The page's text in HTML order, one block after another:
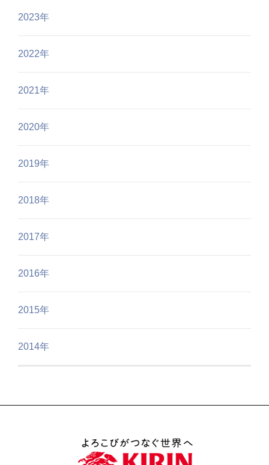
2023年
2022年
2021年
2020年
2019年
2018年
2017年
2016年
2015年
2014年